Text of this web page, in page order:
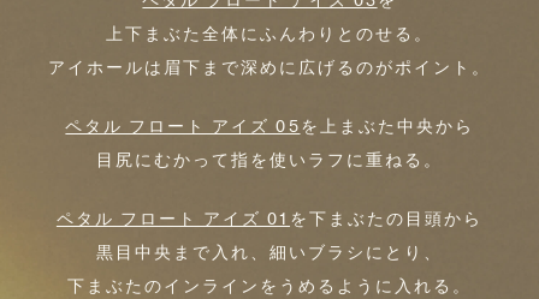
上下まぶた全体にふんわりとのせる。
アイホールは眉下まで深めに広げるのがポイント。
ペタル フロート アイズ 05を上まぶた中央から
目尻にむかって指を使いラフに重ねる。
ペタル フロート アイズ 01 を下まぶたの目頭から
黒目中央まで入れ、細いブラシにとり、
下まぶたのインラインをうめるように入れる。